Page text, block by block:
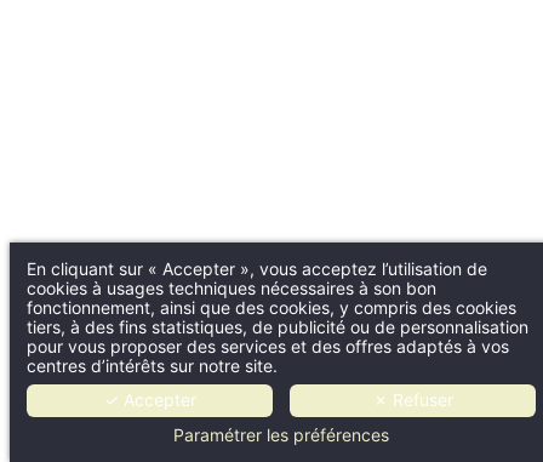
En cliquant sur « Accepter », vous acceptez l’utilisation de
cookies à usages techniques nécessaires à son bon
fonctionnement, ainsi que des cookies, y compris des cookies
tiers, à des fins statistiques, de publicité ou de personnalisation
pour vous proposer des services et des offres adaptés à vos
centres d’intérêts sur notre site.
✓ Accepter
✗ Refuser
Paramétrer les préférences